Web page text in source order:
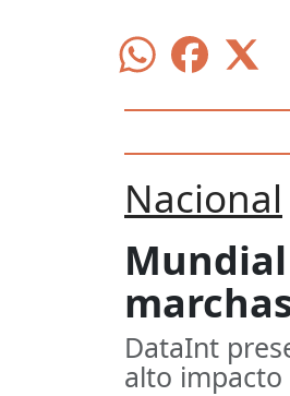
Nacional
DataInt
alto impacto